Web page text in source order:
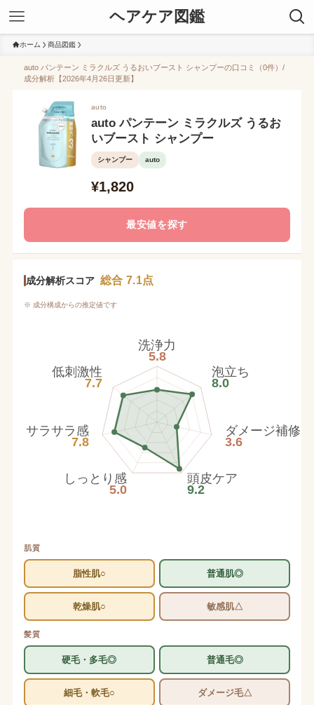
ヘアケア図鑑
ホーム 商品図鑑
auto パンテーン ミラクルズ うるおいブースト シャンプーの口コミ（0件）/
成分解析【2026年4月26日更新】
auto
auto パンテーン ミラクルズ うるお
いブースト シャンプー
シャンプー auto
¥1,820
最安値を探す
成分解析スコア 総合 7.1点
※ 成分構成からの推定値です
洗浄力
5.8
泡立ち
8.0
ダメージ補修
3.6
頭皮ケア
9.2
しっとり感
5.0
サラサラ感
7.8
低刺激性
7.7
肌質
脂性肌○ 普通肌◎
乾燥肌○ 敏感肌△
髪質
硬毛・多毛◎ 普通毛◎
細毛・軟毛○ ダメージ毛△